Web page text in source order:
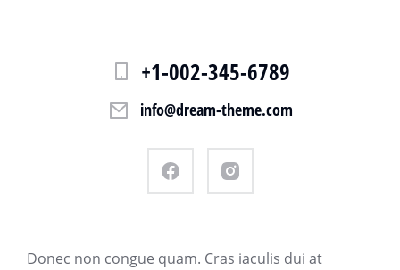
+1-002-345-6789
info@dream-theme.com
Donec non congue quam. Cras iaculis dui at